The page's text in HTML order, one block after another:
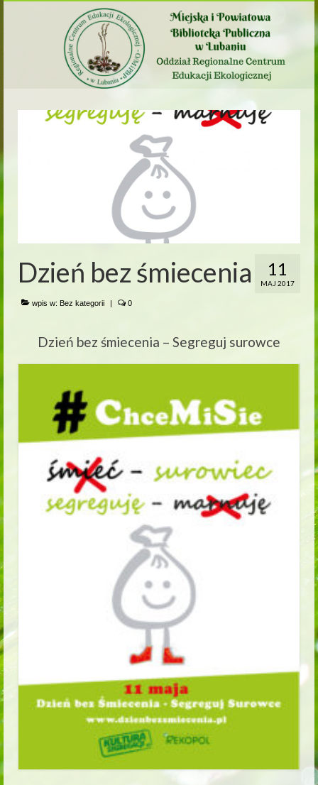
11
MAJ 2017
Dzień bez śmiecenia
wpis w: Bez kategorii | 0
Dzień bez śmiecenia – Segreguj surowce